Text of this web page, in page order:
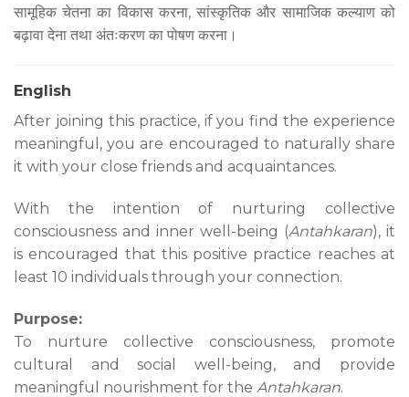
सामूहिक चेतना का विकास करना, सांस्कृतिक और सामाजिक कल्याण को
बढ़ावा देना तथा अंतःकरण का पोषण करना।
English
After joining this practice, if you find the experience
meaningful, you are encouraged to naturally share
it with your close friends and acquaintances.
With the intention of nurturing collective
consciousness and inner well-being (Antahkaran), it
is encouraged that this positive practice reaches at
least 10 individuals through your connection.
Purpose:
To nurture collective consciousness, promote
cultural and social well-being, and provide
meaningful nourishment for the Antahkaran.